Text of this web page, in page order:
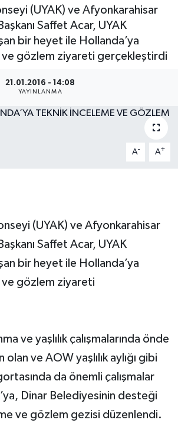
(UYAK) ve Afyonkarahisar
Saffet Acar, UYAK
bir heyet ile Hollanda’ya
ve gözlem ziyareti gerçekleştirdi
21.01.2016 - 14:08
YAYINLANMA
A- A+
(UYAK) ve Afyonkarahisar
Saffet Acar, UYAK
bir heyet ile Hollanda’ya
gözlem ziyareti
ve yaşlılık çalışmalarında önde
ve AOW yaşlılık aylığı gibi
da önemli çalışmalar
Dinar Belediyesinin desteği
ve gözlem gezisi düzenlendi.